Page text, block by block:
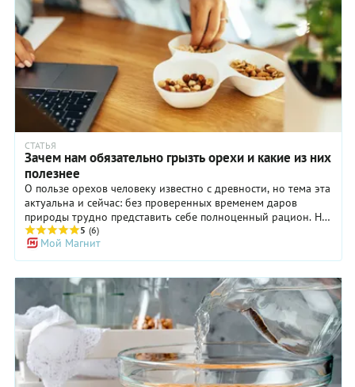
СТАТЬЯ
Зачем нам обязательно грызть орехи и какие из них
полезнее
О пользе орехов человеку известно с древности, но тема эта
актуальна и сейчас: без проверенных временем даров
природы трудно представить себе полноценный рацион. Но
все ли орехи одинаковы и надо ли знать с ними меру?
5 (6)
Мой Магнит